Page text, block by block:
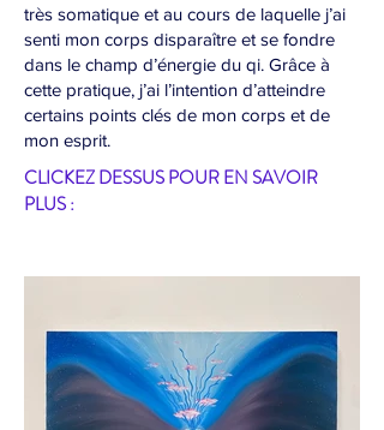
très somatique et au cours de laquelle j’ai
senti mon corps disparaître et se fondre
dans le champ d’énergie du qi. Grâce à
cette pratique, j’ai l’intention d’atteindre
certains points clés de mon corps et de
mon esprit.
CLICKEZ DESSUS POUR EN SAVOIR
PLUS :